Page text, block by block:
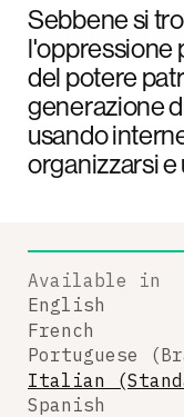
Sebbene si
l'oppressione
del potere
generazione
usando
organizzarsi
Available in
English
French
Portuguese
Italian
Spanish